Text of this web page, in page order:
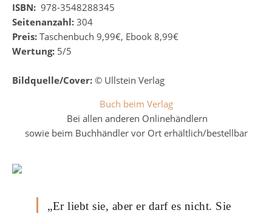
ISBN: 978-3548288345
Seitenanzahl: 304
Preis: Taschenbuch 9,99€, Ebook 8,99€
Wertung: 5/5
Bildquelle/Cover: © Ullstein Verlag
Buch beim Verlag
Bei allen anderen Onlinehändlern
sowie beim Buchhändler vor Ort erhältlich/bestellbar
„Er liebt sie, aber er darf es nicht. Sie